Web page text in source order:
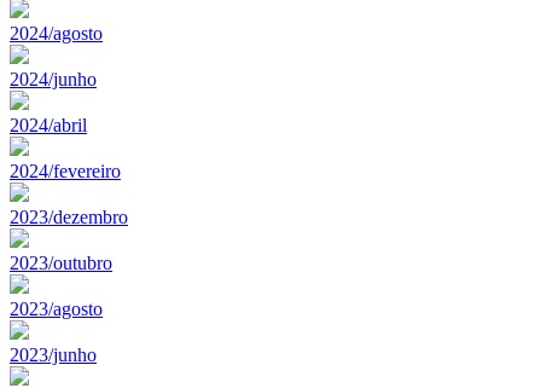
2024/agosto
2024/junho
2024/abril
2024/fevereiro
2023/dezembro
2023/outubro
2023/agosto
2023/junho